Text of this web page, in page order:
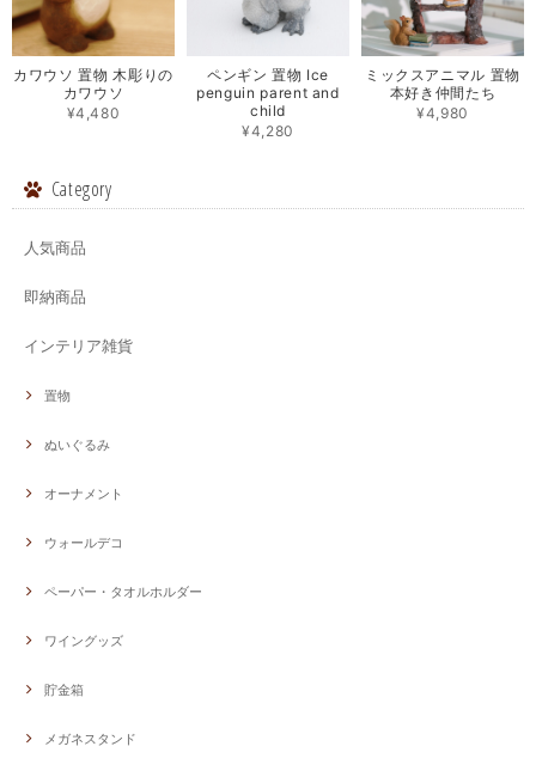
カワウソ 置物 木彫りの
カワウソ
¥4,480
ペンギン 置物 Ice
penguin parent and
child
¥4,280
ミックスアニマル 置物
本好き仲間たち
¥4,980
Category
人気商品
即納商品
インテリア雑貨
置物
ぬいぐるみ
オーナメント
ウォールデコ
ペーパー・タオルホルダー
ワイングッズ
貯金箱
メガネスタンド